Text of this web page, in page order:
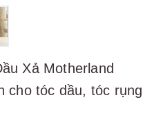
Xả Motherland
cho tóc dầu, tóc rụng